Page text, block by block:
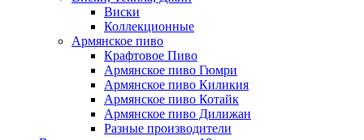
Виски
Коллекционные
Армянское пиво
Крафтовое Пиво
Армянское пиво Гюмри
Армянское пиво Киликия
Армянское пиво Котайк
Армянское пиво Дилижан
Разные производители